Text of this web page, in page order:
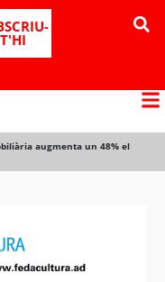
T'HI
augmenta un 48% el